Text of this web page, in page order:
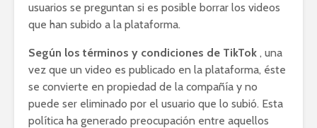
usuarios se preguntan si es posible borrar los videos
que han subido a la plataforma.
Según los términos y condiciones de TikTok , una
vez que un video es publicado en la plataforma, éste
se convierte en propiedad de la compañía y no
puede ser eliminado por el usuario que lo subió. Esta
política ha generado preocupación entre aquellos